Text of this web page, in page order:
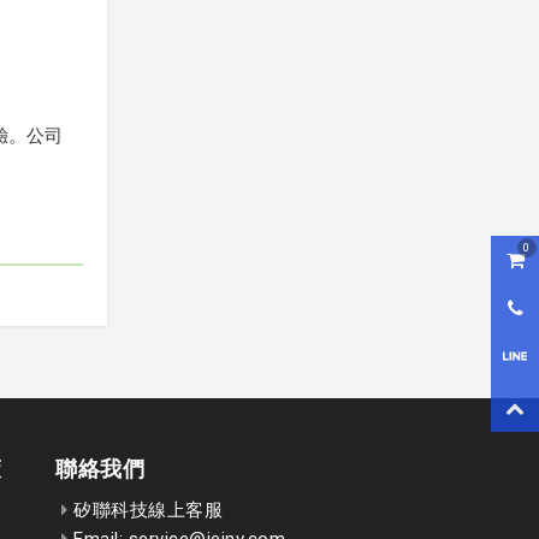
購
0
回
。公司
聯絡我們
矽聯科技線上客服